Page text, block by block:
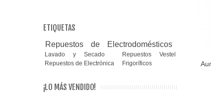
ETIQUETAS
Repuestos de Electrodomésticos
Lavado y Secado
Repuestos Vestel
Repuestos de Electrónica
Frigoríficos
¡LO MÁS VENDIDO!